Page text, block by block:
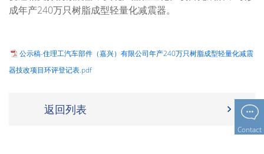
成年产240万只树脂成型轻量化减震器。
公示稿-住理工汽车部件（嘉兴）有限公司年产240万只树脂成型轻量化减震
器技改项目环评登记表.pdf
返回列表
Contact